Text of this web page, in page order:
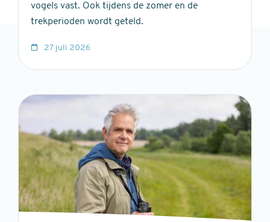
vogels vast. Ook tijdens de zomer en de
trekperioden wordt geteld.
27 juli 2026